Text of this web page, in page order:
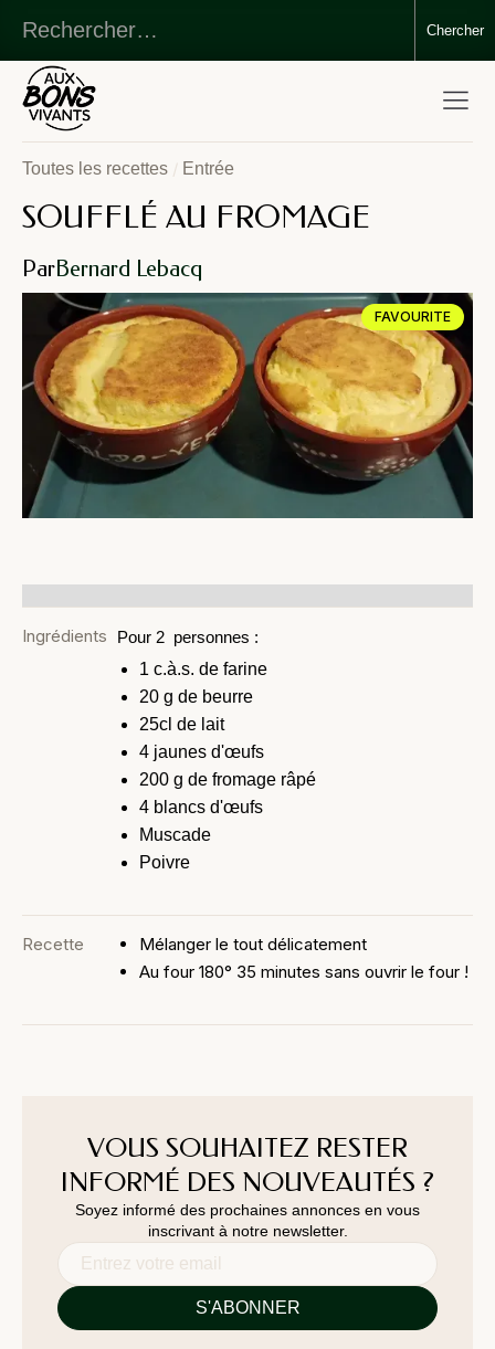
Toutes les recettes / Entrée
SOUFFLÉ AU FROMAGE
ParBernard Lebacq
FAVOURITE
Ingrédients
Pour 2 personnes :
1 c.à.s. de farine
20 g de beurre
25cl de lait
4 jaunes d'œufs
200 g de fromage râpé
4 blancs d'œufs
Muscade
Poivre
Recette
Mélanger le tout délicatement
Au four 180° 35 minutes sans ouvrir le four !
VOUS SOUHAITEZ RESTER
INFORMÉ DES NOUVEAUTÉS ?
Soyez informé des prochaines annonces en vous
inscrivant à notre newsletter.